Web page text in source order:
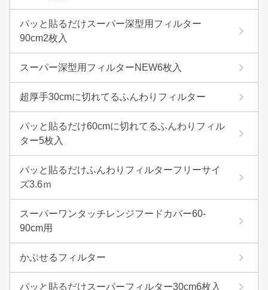
パッと貼るだけスーパー深型用フィルター
90cm2枚入
スーパー深型用フィルターNEW6枚入
超厚手30cmに切れてるふんわりフィルター
パッと貼るだけ60cmに切れてるふんわりフィル
ター5枚入
パッと貼るだけふんわりフィルターフリーサイ
ズ3.6ｍ
スーパーワンタッチレンジフードカバー60-
90cm用
かぶせるフィルター
パッと貼るだけスーパーフィルター30cm6枚入